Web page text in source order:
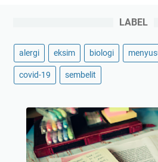
LABEL
alergi eksim biologi
covid-19 sembelit